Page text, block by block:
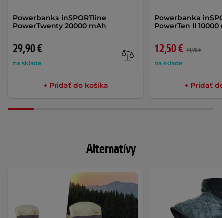
Powerbanka inSPORTline
PowerTwenty 20000 mAh
29,90 €
na sklade
+ Pridať do košíka
Powerbanka
PowerTen II
12,50 € 14,90 €
na sklade
+ Pridať
Alternatívy